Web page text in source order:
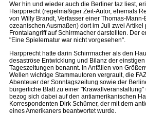
Wer hin und wieder auch die Berliner taz liest,
Harpprecht (regelmäßiger Zeit-Autor, ehemals
von Willy Brandt, Verfasser einer Thomas-
ozeanischen Ausmaßen) dort im Juli zwei
Frontalangriff auf Schirrmacher darstellten. Der
"Eine Spielernatur war nicht vorgesehen".
Harpprecht hatte darin Schirrmacher als den
desaströse Entwicklung und Bilanz der
Tageszeitungen benannt. In Anfällen von
Wellen wichtige Stammautoren vergrault, die
Abenteuer der Sonntagszeitung sowie der
bürgerliche Blatt zu einer
bezog sich dabei auf den antiamerikanischen
Korrespondenten Dirk Schümer, der mit dem
eines Amerikaners beantwortet wurde.